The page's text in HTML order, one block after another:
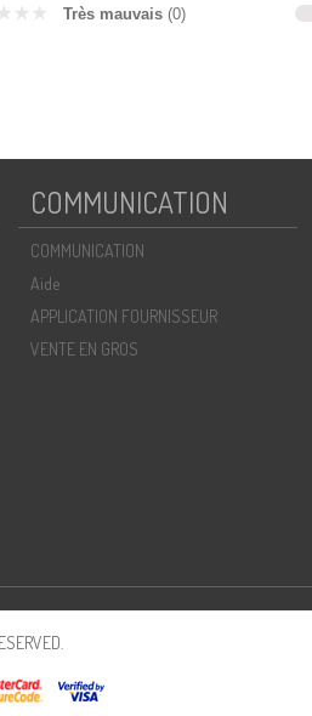
Très mauvais (0)
COMMUNICATION
COMMUNICATION
Aide
APPLICATION FOURNISSEUR
VENTE EN GROS